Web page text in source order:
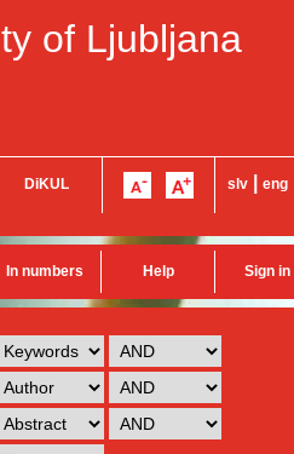
of Ljubljana
DiKUL slv eng
In numbers Help Sign in